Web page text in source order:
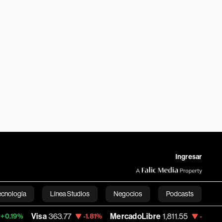
Ingresar
Línea Studios Negocios Podcasts
English
363.77 -1.81% MercadoLibre 1,811.55 -0.70% Banco